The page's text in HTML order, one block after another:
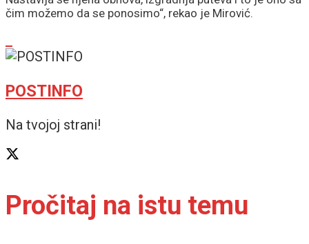
čim možemo da se ponosimo“, rekao je Mirović.
POSTINFO
Na tvojoj strani!
Pročitaj na istu temu